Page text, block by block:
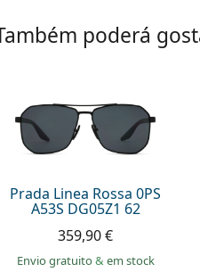
poderá
Prada Linea Rossa 0PS
A53S DG05Z1 62
359,90 €
Envio gratuito& em stock